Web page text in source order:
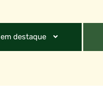
em destaque